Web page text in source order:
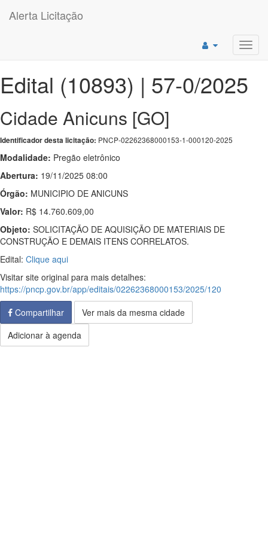
Alerta Licitação
Edital (10893) | 57-0/2025
Cidade Anicuns [GO]
Identificador desta licitação: PNCP-02262368000153-1-000120-2025
Modalidade: Pregão eletrônico
Abertura: 19/11/2025 08:00
Órgão: MUNICIPIO DE ANICUNS
Valor: R$ 14.760.609,00
Objeto: SOLICITAÇÃO DE AQUISIÇÃO DE MATERIAIS DE
CONSTRUÇÃO E DEMAIS ITENS CORRELATOS.
Edital: Clique aqui
Visitar site original para mais detalhes:
https://pncp.gov.br/app/editais/02262368000153/2025/120
Compartilhar
Ver mais da mesma cidade
Adicionar à agenda